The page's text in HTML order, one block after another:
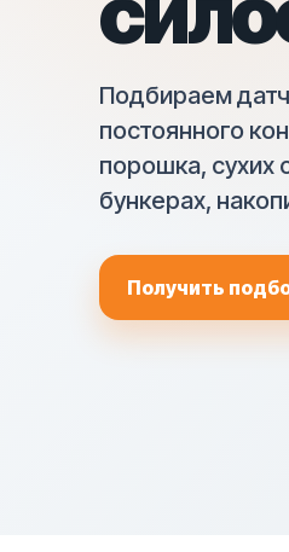
Подбираем
постоянного
порошка, сухих
бункерах,
Получить